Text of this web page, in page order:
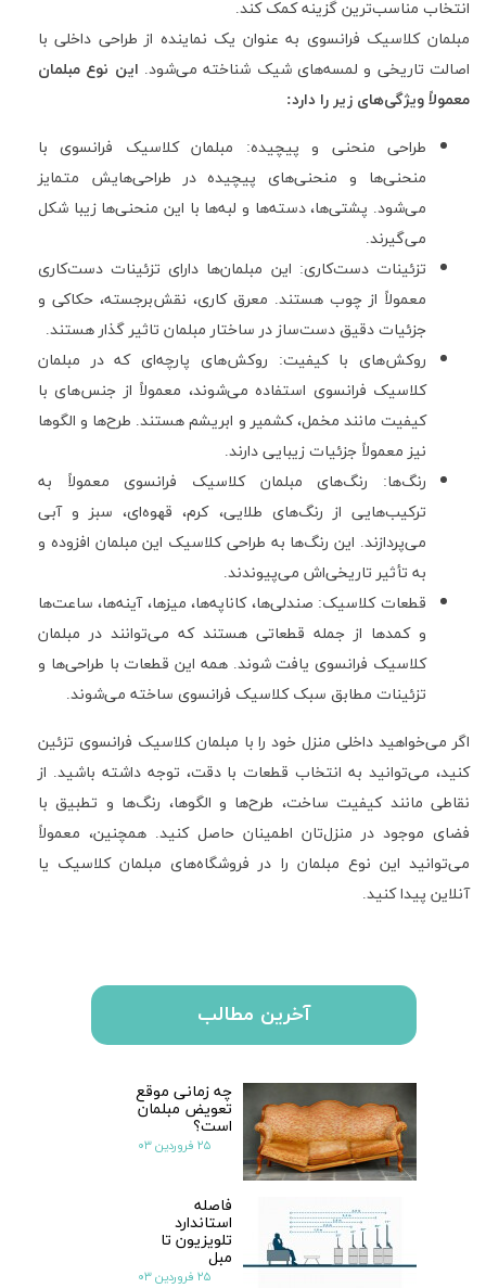
انتخاب مناسب‌ترین گزینه کمک کند.
مبلمان کلاسیک فرانسوی به عنوان یک نماینده از طراحی داخلی با
اصالت تاریخی و لمسه‌های شیک شناخته می‌شود. این نوع مبلمان
معمولاً ویژگی‌های زیر را دارد:
طراحی منحنی و پیچیده: مبلمان کلاسیک فرانسوی با
منحنی‌ها و منحنی‌های پیچیده در طراحی‌هایش متمایز
می‌شود. پشتی‌ها، دسته‌ها و لبه‌ها با این منحنی‌ها زیبا شکل
می‌گیرند.
تزئینات دست‌کاری: این مبلمان‌ها دارای تزئینات دست‌کاری
معمولاً از چوب هستند. معرق کاری، نقش‌برجسته، حکاکی و
جزئیات دقیق دست‌ساز در ساختار مبلمان تاثیر گذار هستند.
روکش‌های با کیفیت: روکش‌های پارچه‌ای که در مبلمان
کلاسیک فرانسوی استفاده می‌شوند، معمولاً از جنس‌های با
کیفیت مانند مخمل، کشمیر و ابریشم هستند. طرح‌ها و الگوها
نیز معمولاً جزئیات زیبایی دارند.
رنگ‌ها: رنگ‌های مبلمان کلاسیک فرانسوی معمولاً به
ترکیب‌هایی از رنگ‌های طلایی، کرم، قهوه‌ای، سبز و آبی
می‌پردازند. این رنگ‌ها به طراحی کلاسیک این مبلمان افزوده و
به تأثیر تاریخی‌اش می‌پیوندند.
قطعات کلاسیک: صندلی‌ها، کاناپه‌ها، میزها، آینه‌ها، ساعت‌ها
و کمدها از جمله قطعاتی هستند که می‌توانند در مبلمان
کلاسیک فرانسوی یافت شوند. همه این قطعات با طراحی‌ها و
تزئینات مطابق سبک کلاسیک فرانسوی ساخته می‌شوند.
اگر می‌خواهید داخلی منزل خود را با مبلمان کلاسیک فرانسوی تزئین
کنید، می‌توانید به انتخاب قطعات با دقت، توجه داشته باشید. از
نقاطی مانند کیفیت ساخت، طرح‌ها و الگوها، رنگ‌ها و تطبیق با
فضای موجود در منزل‌تان اطمینان حاصل کنید. همچنین، معمولاً
می‌توانید این نوع مبلمان را در فروشگاه‌های مبلمان کلاسیک یا
آنلاین پیدا کنید.
آخرین مطالب
چه زمانی موقع
تعویض مبلمان
است؟
۲۵ فروردین ۰۳
فاصله
استاندارد
تلویزیون تا
مبل
۲۵ فروردین ۰۳